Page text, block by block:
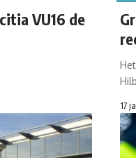
VU16 de
17